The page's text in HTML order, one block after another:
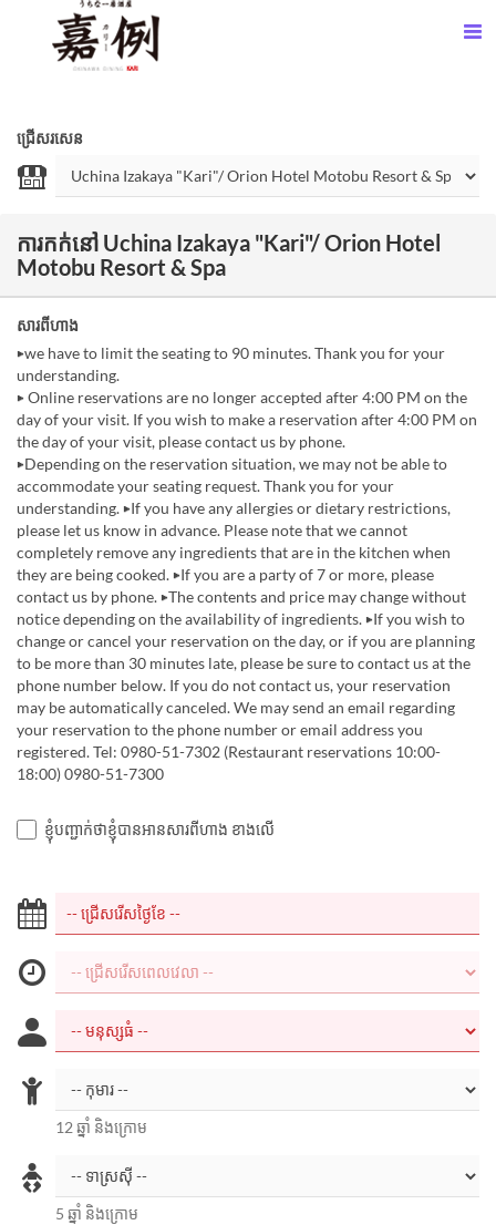
ជ្រើសរសេន
ការកក់នៅ Uchina Izakaya "Kari"/ Orion Hotel
Motobu Resort & Spa
សារពីហាង
▶we have to limit the seating to 90 minutes. Thank you for your
understanding.
▶ Online reservations are no longer accepted after 4:00 PM on the
day of your visit. If you wish to make a reservation after 4:00 PM on
the day of your visit, please contact us by phone.
▶Depending on the reservation situation, we may not be able to
accommodate your seating request. Thank you for your
understanding. ▶If you have any allergies or dietary restrictions,
please let us know in advance. Please note that we cannot
completely remove any ingredients that are in the kitchen when
they are being cooked. ▶If you are a party of 7 or more, please
contact us by phone. ▶The contents and price may change without
notice depending on the availability of ingredients. ▶If you wish to
change or cancel your reservation on the day, or if you are planning
to be more than 30 minutes late, please be sure to contact us at the
phone number below. If you do not contact us, your reservation
may be automatically canceled. We may send an email regarding
your reservation to the phone number or email address you
registered. Tel: 0980-51-7302 (Restaurant reservations 10:00-
18:00) 0980-51-7300
ខ្ញុំបញ្ជាក់ថាខ្ញុំបានអានសារពីហាង ខាងលើ
12 ឆ្នាំ និងក្រោម
5 ឆ្នាំ និងក្រោម